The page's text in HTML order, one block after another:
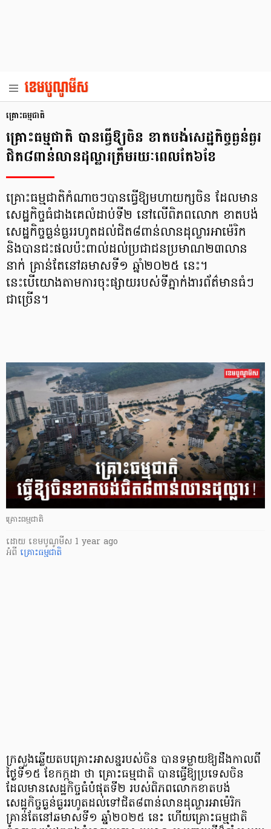
គ្រោះធម្មជាតិ
គ្រោះធម្មជាតិ បានធ្វើឱ្យចិន ខាតបង់សេដ្ឋកិច្ចធ្ងន់ធ្ងរ
ជិត៨ពាន់លានដុល្លារត្រឹមរយៈពេលតែ៦ខែ
គ្រោះធម្មជាតិកំណាចៗបានធ្វើឱ្យមហាយក្សចិន ដែលមាន
សេដ្ឋកិច្ចធំជាងគេលំដាប់ទី២ នៅលើពិភពលោក ខាតបង់
សេដ្ឋកិច្ចធ្ងន់ធ្ងររហូតដល់ជិត៨ពាន់លានដុល្លារអាម៉េរិក
និងបានជះផលប៉ះពាល់ដល់ប្រជាជនប្រមាណ២៣លាន
នាក់ គ្រាន់តែនៅឆមាសទី១ ឆ្នាំ២០២៥ នេះ។
នេះបើយោងតាមការចុះផ្សាយរបស់ទីភ្នាក់ងារព័ត៌មានធំៗ
ជាច្រើន។
គ្រោះធម្មជាតិ
ដោយ ​ ខេមបូណូមីស 1 year ago
អំពី គ្រោះធម្មជាតិ
ក្រសួងឆ្លើយតបគ្រោះអាសន្នរបស់​ចិន បានទម្លាយឱ្យដឹងកាលពី
ថ្ងៃទី១៥ ខែកក្កដា ថា គ្រោះធម្មជាតិ បានធ្វើឱ្យប្រទេសចិន
ដែលមានសេដ្ឋកិច្ចធំបំផុតទី២ របស់ពិភពលោកខាតបង់
សេដ្ឋកិច្ចធ្ងន់ធ្ងររហូតដល់ទៅជិត៨ពាន់លានដុល្លារអាម៉េរិក
គ្រាន់តែនៅឆមាសទី១ ឆ្នាំ២០២៥ នេះ ហើយគ្រោះធម្មជាតិ